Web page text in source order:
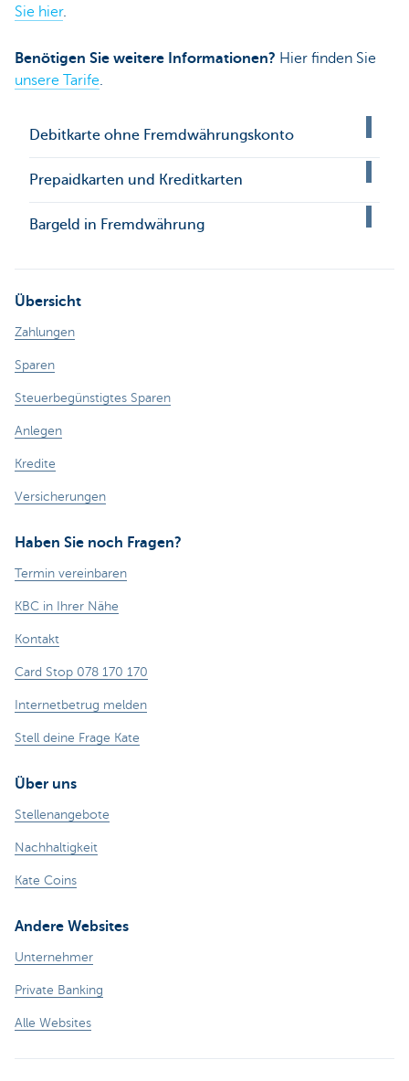
Sie hier.
Benötigen Sie weitere Informationen? Hier finden Sie
unsere Tarife
Debitkarte ohne Fremdwährungskonto
Prepaidkarten und Kreditkarten
Bargeld in Fremdwährung
Übersicht
Zahlungen
Sparen
Steuerbegünstigtes Sparen
Anlegen
Kredite
Versicherungen
Haben Sie noch Fragen?
Termin vereinbaren
KBC in Ihrer Nähe
Kontakt
Card Stop 078 170 170
Internetbetrug melden
Stell deine Frage Kate
Über uns
Stellenangebote
Nachhaltigkeit
Kate Coins
Andere Websites
Unternehmer
Private Banking
Alle Websites